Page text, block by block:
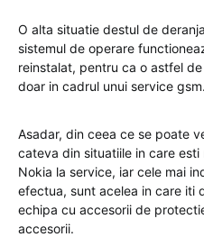
O alta situatie destul de
sistemul de operare
reinstalat, pentru ca o astfel
doar in cadrul unui service gsm.
Asadar, din ceea ce se poate
cateva din situatiile in care
Nokia la service, iar cele mai
efectua, sunt acelea in care iti
echipa cu accesorii de
accesorii.